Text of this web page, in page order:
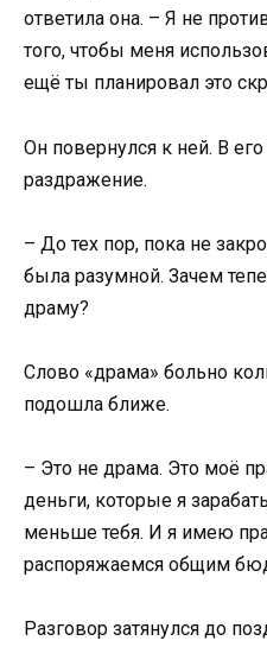
ответила она. – Я не
того, чтобы меня
ещё ты планировал это
Он повернулся к ней. В
раздражение.
– До тех пор, пока не
была разумной. Зачем
драму?
Слово «драма» больно
подошла ближе.
– Это не драма. Это моё
деньги, которые я
меньше тебя. И я имею
распоряжаемся общим
Разговор затянулся до